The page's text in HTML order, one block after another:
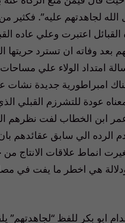
لجاهدتهم عليه”. فكثير
اعتبرت وعلي عاده
وفاته ان تسترد حريتها
امتداد الولاء علي
امبراطورية جديدة نشات
عودة للتشرزم القبلي
ابن الخطاب لفت نظرهم
الرده الي سابق عقائدهم
انماط علاقات الانتاج من
هي اخطر ما يفت في
ابو بكر للفظ “لجاهدتهم”